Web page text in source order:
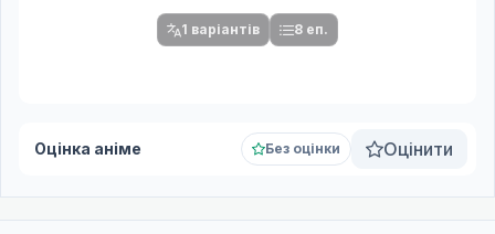
1 варіантів 8 еп.
Оцінка аніме Без оцінки Оцінити